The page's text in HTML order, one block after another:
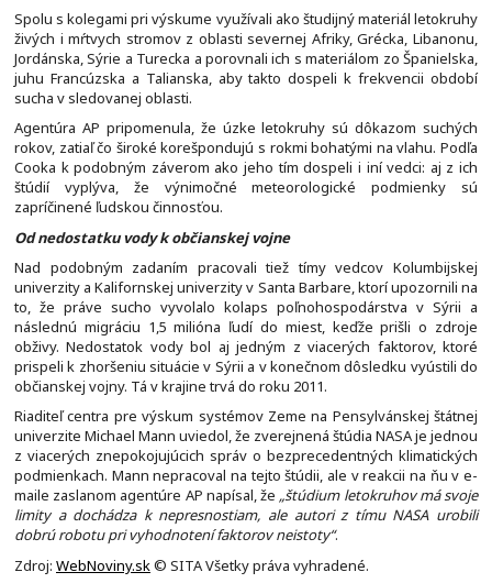
Spolu s kolegami pri výskume využívali ako študijný materiál letokruhy
živých i mŕtvych stromov z oblasti severnej Afriky, Grécka, Libanonu,
Jordánska, Sýrie a Turecka a porovnali ich s materiálom zo Španielska,
juhu Francúzska a Talianska, aby takto dospeli k frekvencii období
sucha v sledovanej oblasti.
Agentúra AP pripomenula, že úzke letokruhy sú dôkazom suchých
rokov, zatiaľ čo široké korešpondujú s rokmi bohatými na vlahu. Podľa
Cooka k podobným záverom ako jeho tím dospeli i iní vedci: aj z ich
štúdií vyplýva, že výnimočné meteorologické podmienky sú
zapríčinené ľudskou činnosťou.
Od nedostatku vody k občianskej vojne
Nad podobným zadaním pracovali tiež tímy vedcov Kolumbijskej
univerzity a Kalifornskej univerzity v Santa Barbare, ktorí upozornili na
to, že práve sucho vyvolalo kolaps poľnohospodárstva v Sýrii a
následnú migráciu 1,5 milióna ľudí do miest, keďže prišli o zdroje
obživy. Nedostatok vody bol aj jedným z viacerých faktorov, ktoré
prispeli k zhoršeniu situácie v Sýrii a v konečnom dôsledku vyústili do
občianskej vojny. Tá v krajine trvá do roku 2011.
Riaditeľ centra pre výskum systémov Zeme na Pensylvánskej štátnej
univerzite Michael Mann uviedol, že zverejnená štúdia NASA je jednou
z viacerých znepokojujúcich správ o bezprecedentných klimatických
podmienkach. Mann nepracoval na tejto štúdii, ale v reakcii na ňu v e-
maile zaslanom agentúre AP napísal, že „štúdium letokruhov má svoje
limity a dochádza k nepresnostiam, ale autori z tímu NASA urobili
dobrú robotu pri vyhodnotení faktorov neistoty“.
Zdroj: WebNoviny.sk© SITA Všetky práva vyhradené.